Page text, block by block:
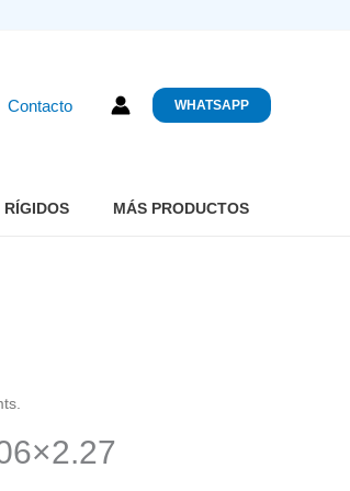
Contacto WHATSAPP
RÍGIDOS MÁS PRODUCTOS